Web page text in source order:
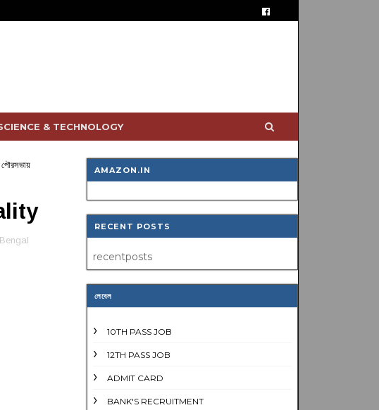
& TECHNOLOGY
পৌরসভায়
AMAZON.IN
RECENT POSTS
recentposts
লেবেল
10TH PASS JOB
12TH PASS JOB
ADMIT CARD
BANK'S RECRUITMENT